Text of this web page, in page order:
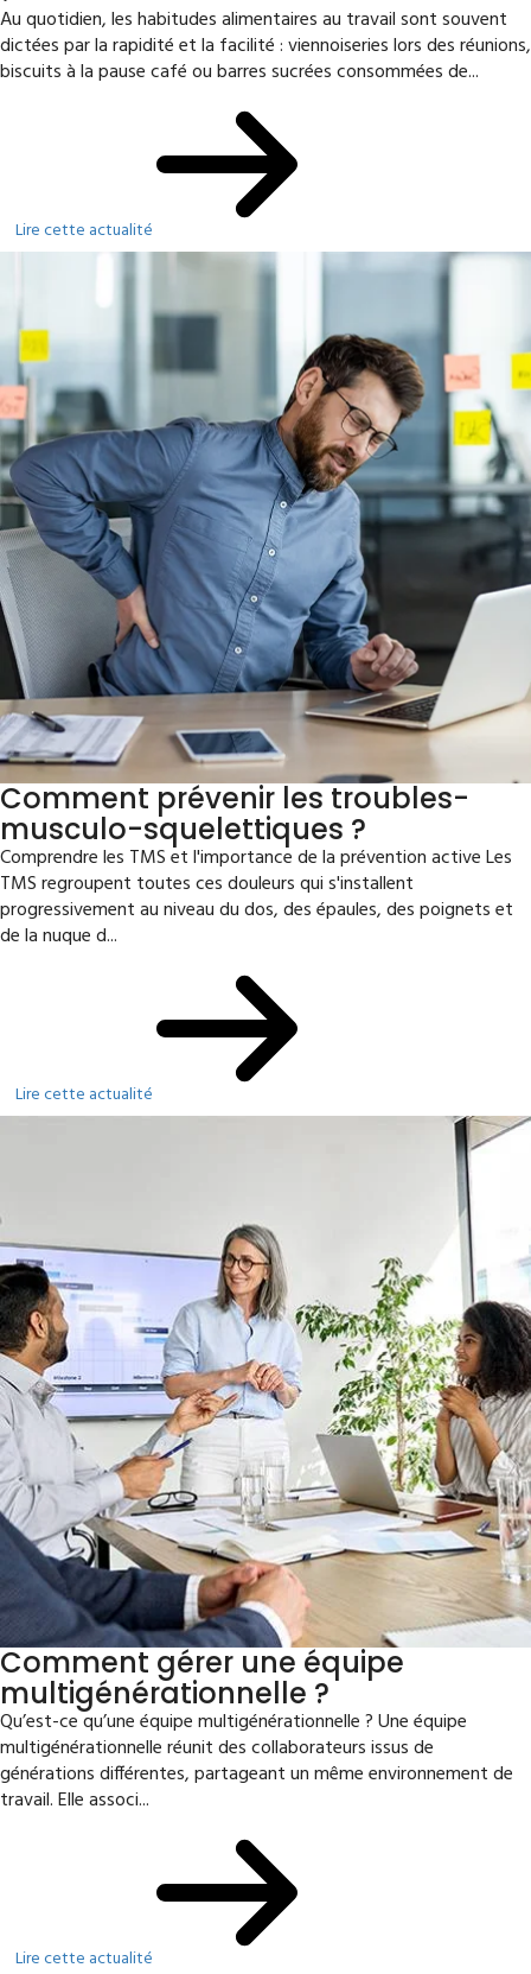
Au quotidien, les habitudes alimentaires au travail sont souvent
dictées par la rapidité et la facilité : viennoiseries lors des réunions,
biscuits à la pause café ou barres sucrées consommées de...
Lire cette actualité
Comment prévenir les troubles-
musculo-squelettiques ?
Comprendre les TMS et l'importance de la prévention active Les
TMS regroupent toutes ces douleurs qui s'installent
progressivement au niveau du dos, des épaules, des poignets et
de la nuque d...
Lire cette actualité
Comment gérer une équipe
multigénérationnelle ?
Qu’est-ce qu’une équipe multigénérationnelle ? Une équipe
multigénérationnelle réunit des collaborateurs issus de
générations différentes, partageant un même environnement de
travail. Elle associ...
Lire cette actualité